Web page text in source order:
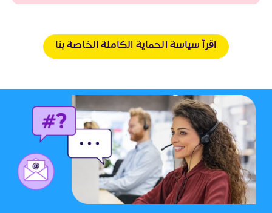
اقرأ سياسة الحماية الكاملة الخاصة بنا